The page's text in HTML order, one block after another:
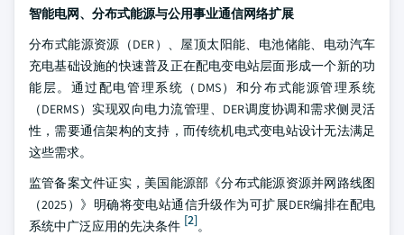
智能电网、分布式能源与公用事业通信网络扩展
分布式能源资源（DER）、屋顶太阳能、电池储能、电动汽车
充电基础设施的快速普及正在配电变电站层面形成一个新的功
能层。通过配电管理系统（DMS）和分布式能源管理系统
（DERMS）实现双向电力流管理、DER调度协调和需求侧灵活
性，需要通信架构的支持，而传统机电式变电站设计无法满足
这些需求。
监管备案文件证实，美国能源部《分布式能源资源并网路线图
（2025）》明确将变电站通信升级作为可扩展DER编排在配电
系统中广泛应用的先决条件 [2]。